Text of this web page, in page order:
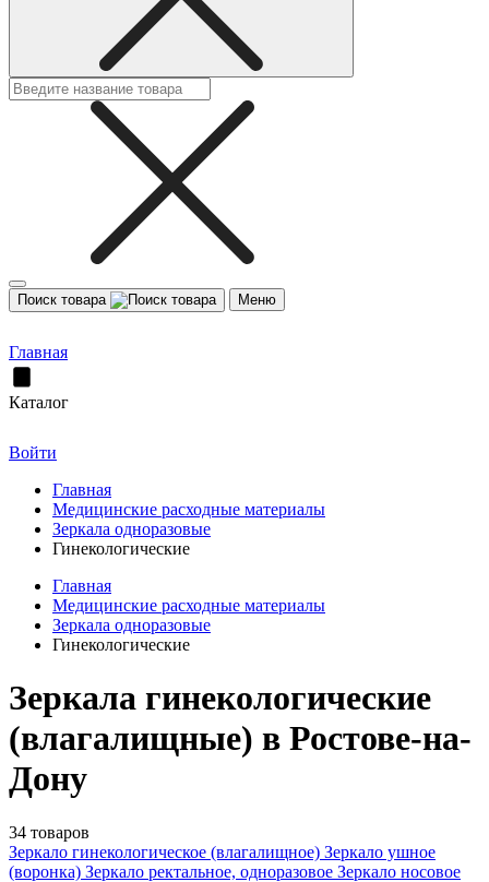
Поиск товара Меню
Главная
Каталог
Войти
Главная
Медицинские расходные материалы
Зеркала одноразовые
Гинекологические
Главная
Медицинские расходные материалы
Зеркала одноразовые
Гинекологические
Зеркала гинекологические
(влагалищные) в Ростове-на-
Дону
34 товаров
Зеркало гинекологическое (влагалищное) Зеркало ушное
(воронка) Зеркало ректальное, одноразовое Зеркало носовое